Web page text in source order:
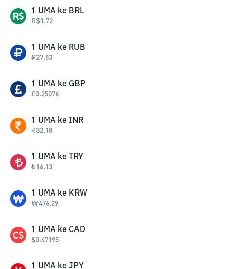
1 UMA ke BRL
R$1.72
1 UMA ke RUB
₽27.83
1 UMA ke GBP
£0.25076
1 UMA ke INR
₹32.18
1 UMA ke TRY
₺16.13
1 UMA ke KRW
₩476.29
1 UMA ke CAD
$0.47195
1 UMA ke JPY